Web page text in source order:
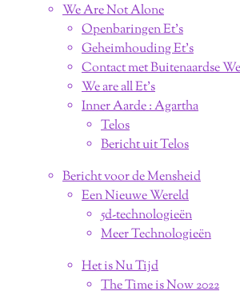
We Are Not Alone
Openbaringen Et's
Geheimhouding Et's
Contact met Buitenaardse
We are all Et's
Inner Aarde : Agartha
Telos
Bericht uit Telos
Bericht voor de Mensheid
Een Nieuwe Wereld
5d-technologieën
Meer Technologieën
Het is Nu Tijd
The Time is Now 2022